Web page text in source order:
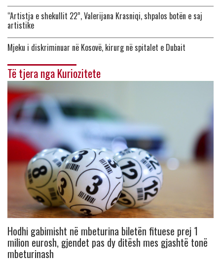
“Artistja e shekullit 22”, Valerijana Krasniqi, shpalos botën e saj
artistike
Mjeku i diskriminuar në Kosovë, kirurg në spitalet e Dubait
Të tjera nga Kuriozitete
Hodhi gabimisht në mbeturina biletën fituese prej 1
milion eurosh, gjendet pas dy ditësh mes gjashtë tonë
mbeturinash